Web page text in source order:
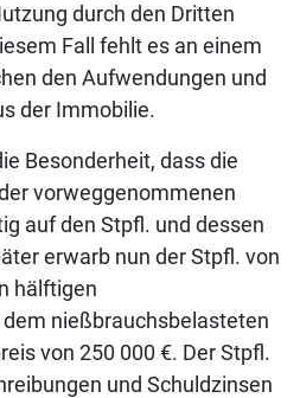
durch den Dritten
Fall fehlt es an einem
den Aufwendungen und
der Immobilie.
Besonderheit, dass die
vorweggenommenen
auf den Stpfl. und dessen
erwarb nun der Stpfl. von
hälftigen
nießbrauchsbelasteten
von 250 000 €. Der Stpfl.
und Schuldzinsen